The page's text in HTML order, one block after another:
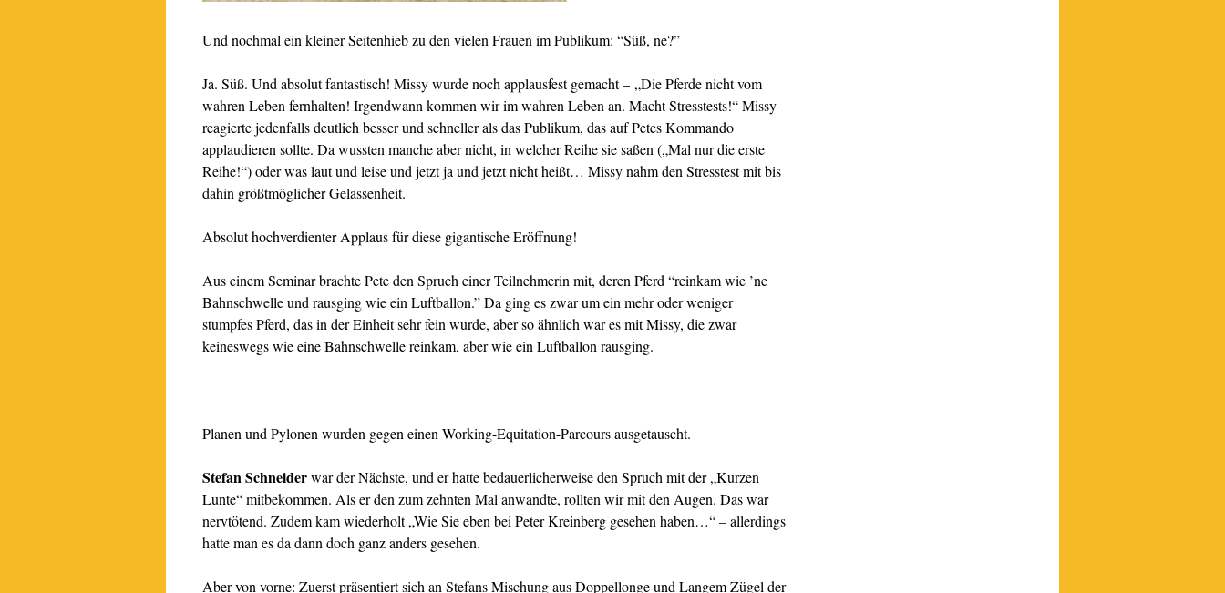
Und nochmal ein kleiner Seitenhieb zu den vielen Frauen im Publikum: “Süß, ne?”
Ja. Süß. Und absolut fantastisch! Missy wurde noch applausfest gemacht – „Die Pferde nicht vom
wahren Leben fernhalten! Irgendwann kommen wir im wahren Leben an. Macht Stresstests!“ Missy
reagierte jedenfalls deutlich besser und schneller als das Publikum, das auf Petes Kommando
applaudieren sollte. Da wussten manche aber nicht, in welcher Reihe sie saßen („Mal nur die erste
Reihe!“) oder was laut und leise und jetzt ja und jetzt nicht heißt… Missy nahm den Stresstest mit bis
dahin größtmöglicher Gelassenheit.
Absolut hochverdienter Applaus für diese gigantische Eröffnung!
Aus einem Seminar brachte Pete den Spruch einer Teilnehmerin mit, deren Pferd “reinkam wie ’ne
Bahnschwelle und rausging wie ein Luftballon.” Da ging es zwar um ein mehr oder weniger
stumpfes Pferd, das in der Einheit sehr fein wurde, aber so ähnlich war es mit Missy, die zwar
keineswegs wie eine Bahnschwelle reinkam, aber wie ein Luftballon rausging.
Planen und Pylonen wurden gegen einen Working-Equitation-Parcours ausgetauscht.
Stefan Schneiderwar der Nächste, und er hatte bedauerlicherweise den Spruch mit der „Kurzen
Lunte“ mitbekommen. Als er den zum zehnten Mal anwandte, rollten wir mit den Augen. Das war
nervtötend. Zudem kam wiederholt „Wie Sie eben bei Peter Kreinberg gesehen haben…“ – allerdings
hatte man es da dann doch ganz anders gesehen.
Aber von vorne: Zuerst präsentiert sich an Stefans Mischung aus Doppellonge und Langem Zügel der